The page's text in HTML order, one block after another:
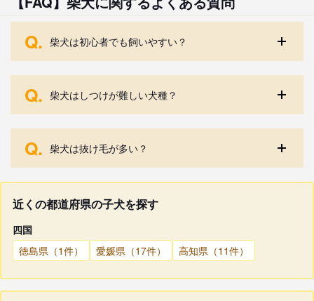
Q. 柴犬は初心者でも飼いやすい？
Q. 柴犬はしつけが難しい犬種？
Q. 柴犬は抜け毛が多い？
近くの都道府県の子犬を探す
四国
徳島県（1件）
愛媛県（17件） 高知県（11件）